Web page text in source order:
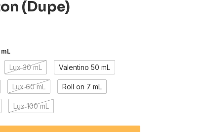
(Dupe)
Lux 30 mL Valentino 50 mL
Lux 60 mL Roll on 7 mL
Lux 100 mL